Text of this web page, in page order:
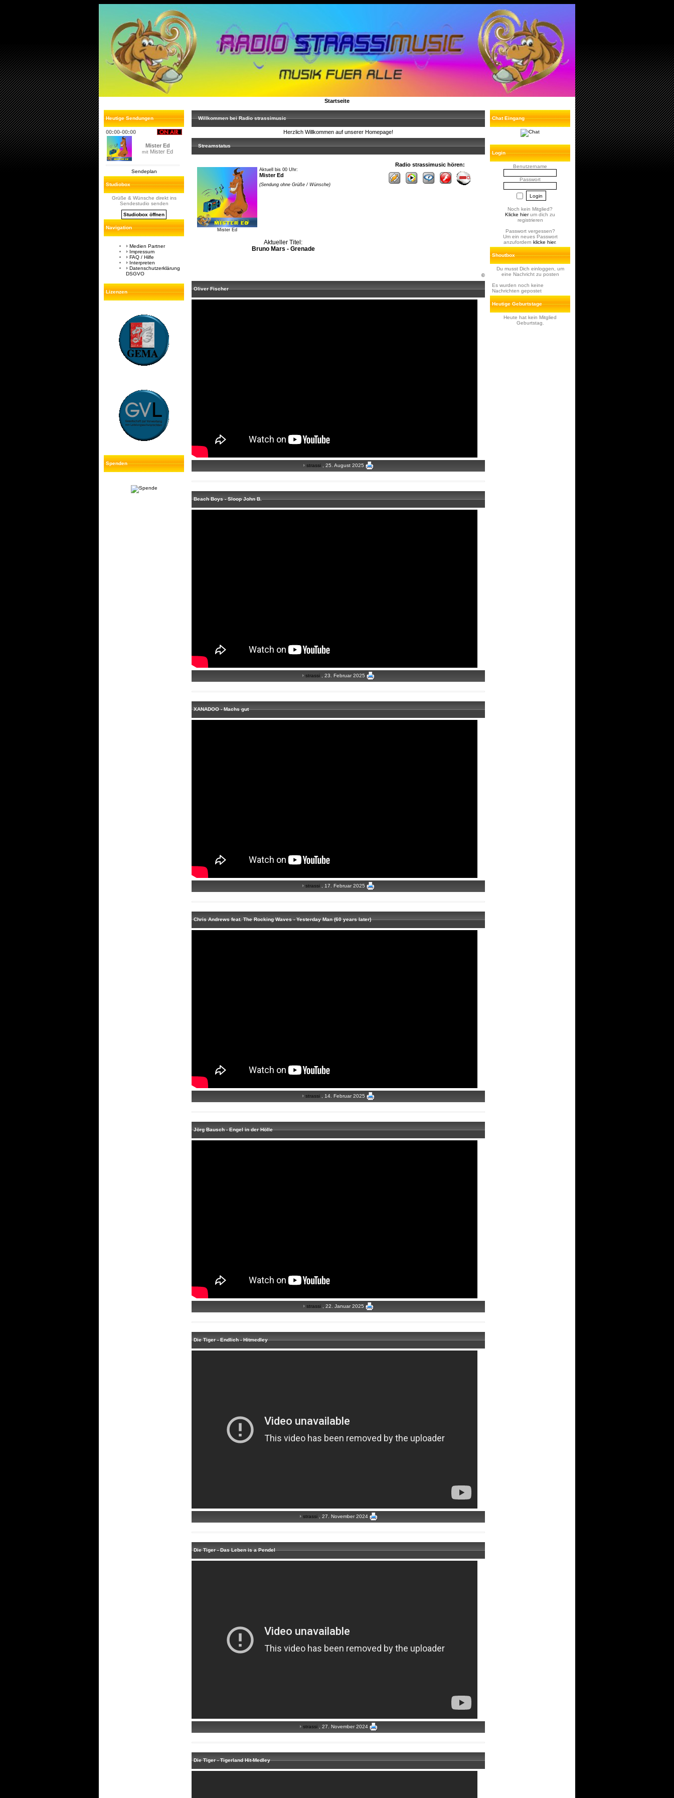
Startseite
Heutige Sendungen
00:00-00:00
Mister Ed
mit Mister Ed
Sendeplan
Studiobox
Grüße & Wünsche direkt ins
Sendestudio senden
Studiobox öffnen
Navigation
Medien Partner
Impressum
FAQ / Hilfe
Interpreten
Datenschutzerklärung
DSGVO
Lizenzen
Spenden
Willkommen bei Radio strassimusic
Herzlich Willkommen auf unserer Homepage!
Streamstatus
Mister Ed
Aktuell bis 00 Uhr:
Mister Ed
(Sendung ohne Grüße / Wünsche)
Aktueller Titel:
Bruno Mars - Grenade
Radio strassimusic hören:
©
Oliver Fischer
strassi , 25. August 2025
Beach Boys - Sloop John B.
strassi , 23. Februar 2025
XANADOO - Machs gut
strassi , 17. Februar 2025
Chris Andrews feat. The Rocking Waves - Yesterday Man (60 years later)
strassi , 14. Februar 2025
Jörg Bausch - Engel in der Hölle
strassi , 22. Januar 2025
Die Tiger - Endlich - Hitmedley
strassi, 27. November 2024
Die Tiger - Das Leben is a Pendel
strassi, 27. November 2024
Die Tiger - Tigerland Hit-Medley
Chat Eingang
Login
Benutzername
Passwort
Noch kein Mitglied?
Klicke hierum dich zu
registrieren
Passwort vergessen?
Um ein neues Passwort
anzufordern klicke hier.
Shoutbox
Du musst Dich einloggen, um
eine Nachricht zu posten
Es wurden noch keine
Nachrichten gepostet
Heutige Geburtstage
Heute hat kein Mitglied
Geburtstag.